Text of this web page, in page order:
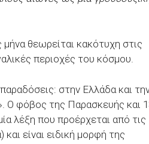
θεωρείται κακότυχη στις
περιοχές του κόσμου.
στην Ελλάδα και
Ο φόβος της Παρασκευής και
λέξη που προέρχεται από τις
είναι ειδική μορφή της